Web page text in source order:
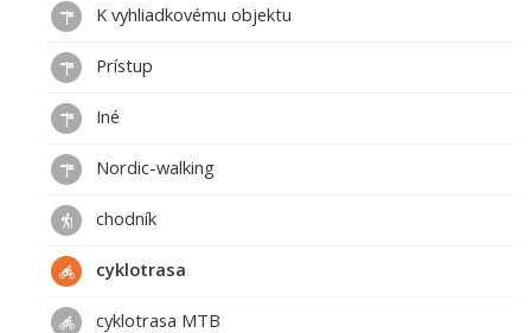
K vyhliadkovému objektu
Prístup
Iné
Nordic-walking
chodník
cyklotrasa
cyklotrasa MTB